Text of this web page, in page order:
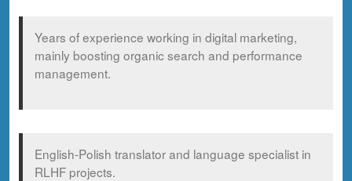
Years of experience working in digital marketing,
mainly boosting organic search and performance
management.
English-Polish translator and language specialist in
RLHF projects.